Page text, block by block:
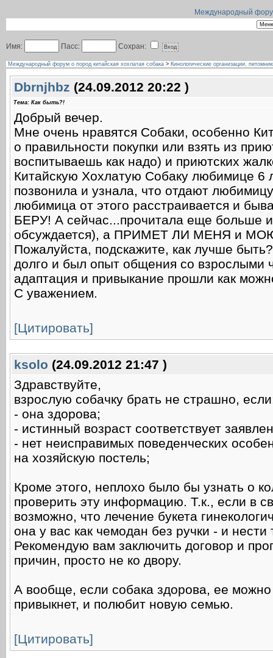
Международный
Имя: Пасс: Сохран:
Международный форум о пород китайская хохлатая собака > Кинологические организации,
Dbrnjhbz (24.09.2012 20:22 )
Тема: Как быть?!
Добрый вечер.
Мне очень нравятся Собаки, особенно
о правильности покупки или взять из
воспитываешь как надо) и приютских
Китайскую Хохлатую Собаку любимице 6
позвонила и узнала, что отдают
любимица от этого расстраивается и
БЕРУ! А сейчас...прочитала еще больше
обсуждается), а ПРИМЕТ ЛИ МЕНЯ и
Пожалуйста, подскажите, как лучше
долго и был опыт общения со взрослыми
адаптация и привыкание прошли как
С уважением.
[Цитировать]
ksolo (24.09.2012 21:47 )
Здравствуйте,
взрослую собачку брать не страшно,
- она здорова;
- истинный возраст соответствует
- нет неисправимых поведенческих
на хозяйскую постель;
Кроме этого, неплохо было бы узнать о
проверить эту информацию. Т.к., если в
возможно, что лечение букета
она у вас как чемодан без ручки - и
Рекомендую вам заключить договор и
причин, просто не ко двору.
А вообще, если собака здорова, ее
привыкнет, и полюбит новую семью.
[Цитировать]